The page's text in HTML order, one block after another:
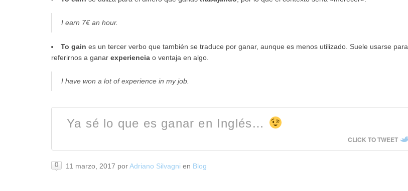
I earn 7€ an hour.
To gain es un tercer verbo que también se traduce por ganar, aunque es menos utilizado. Suele usarse para
referirnos a ganar experiencia o ventaja en algo.
I have won a lot of experience in my job.
Ya sé lo que es ganar en Inglés…
CLICK TO TWEET
0 11 marzo, 2017 porAdriano Silvagni en Blog